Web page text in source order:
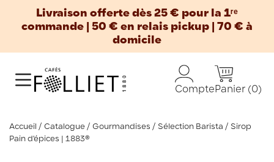
Livraison offerte dès 25 € pour la 1ʳᵉ
commande | 50 € en relais pickup | 70 € à
domicile
ComptePanier (0)
Accueil Catalogue Gourmandises Sélection Barista
Sirop
Pain d'épices | 1883®